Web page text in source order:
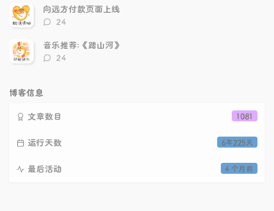
数：
向远方付款页面上线
评
数：
24
音乐推荐:《踏山河》
评
24
博客信息
1081
文章数目
6年225天
运行天数
4 个月前
最后活动